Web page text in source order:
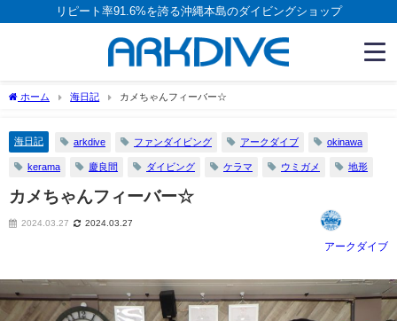
リピート率91.6%を誇る沖縄本島のダイビングショップ
ホーム 海日記 カメちゃんフィーバー☆
海日記 arkdive ファンダイビング アークダイブ okinawa
kerama 慶良間 ダイビング ケラマ ウミガメ 地形
カメちゃんフィーバー☆
2024.03.27 2024.03.27
アークダイブ